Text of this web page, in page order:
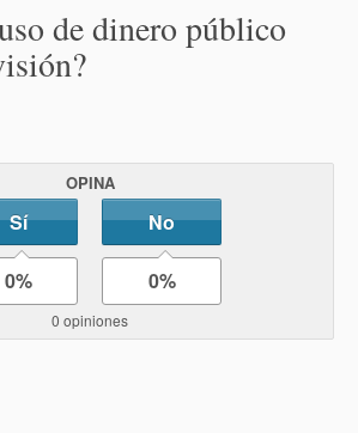
de dinero público
OPINA
Sí No
0% 0%
0 opiniones